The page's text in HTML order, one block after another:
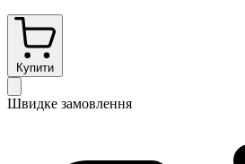
Купити
Швидке замовлення